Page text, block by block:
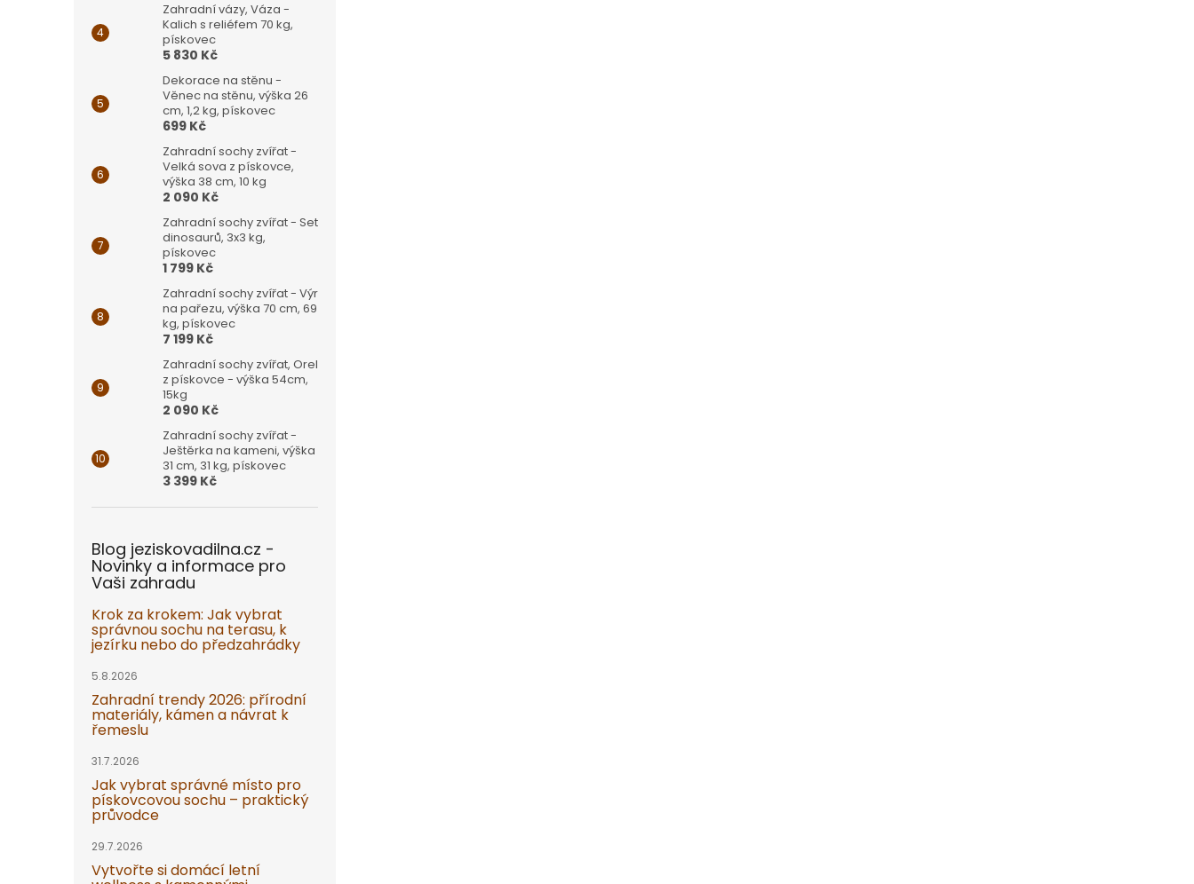
Zahradní vázy, Váza -
Kalich s reliéfem 70 kg,
pískovec
5 830 Kč
Dekorace na stěnu -
Věnec na stěnu, výška 26
cm, 1,2 kg, pískovec
699 Kč
Zahradní sochy zvířat -
Velká sova z pískovce,
výška 38 cm, 10 kg
2 090 Kč
Zahradní sochy zvířat - Set
dinosaurů, 3x3 kg,
pískovec
1 799 Kč
Zahradní sochy zvířat - Výr
na pařezu, výška 70 cm, 69
kg, pískovec
7 199 Kč
Zahradní sochy zvířat, Orel
z pískovce - výška 54cm,
15kg
2 090 Kč
Zahradní sochy zvířat -
Ještěrka na kameni, výška
31 cm, 31 kg, pískovec
3 399 Kč
Blog jeziskovadilna.cz -
Novinky a informace pro
Vaši zahradu
Krok za krokem: Jak vybrat
správnou sochu na terasu, k
jezírku nebo do předzahrádky
5.8.2026
Zahradní trendy 2026: přírodní
materiály, kámen a návrat k
řemeslu
31.7.2026
Jak vybrat správné místo pro
pískovcovou sochu – praktický
průvodce
29.7.2026
Vytvořte si domácí letní